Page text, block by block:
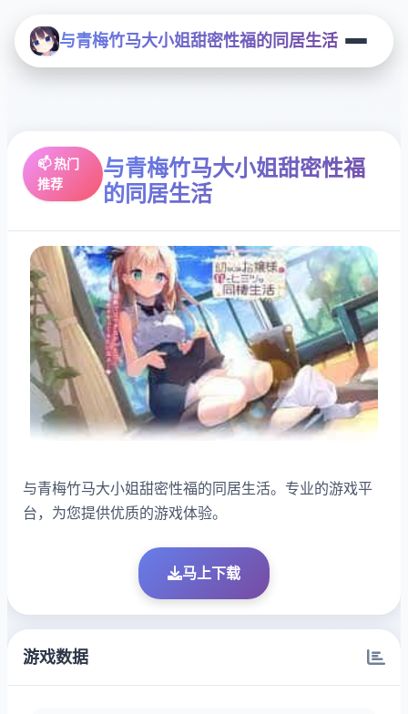
与青梅竹马大小姐甜密性福的同居生活
📫 热门
推荐
与青梅竹马大小姐甜密性福
的同居生活
与青梅竹马大小姐甜密性福的同居生活。专业的游戏平
台，为您提供优质的游戏体验。
马上下载
游戏数据